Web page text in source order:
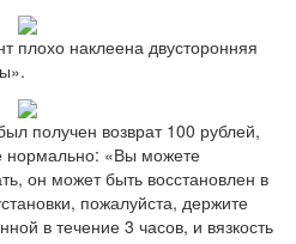
плохо наклеена двусторонняя
получен возврат 100 рублей,
нормально: «Вы можете
он может быть восстановлен в
пожалуйста, держите
в течение 3 часов, и вязкость